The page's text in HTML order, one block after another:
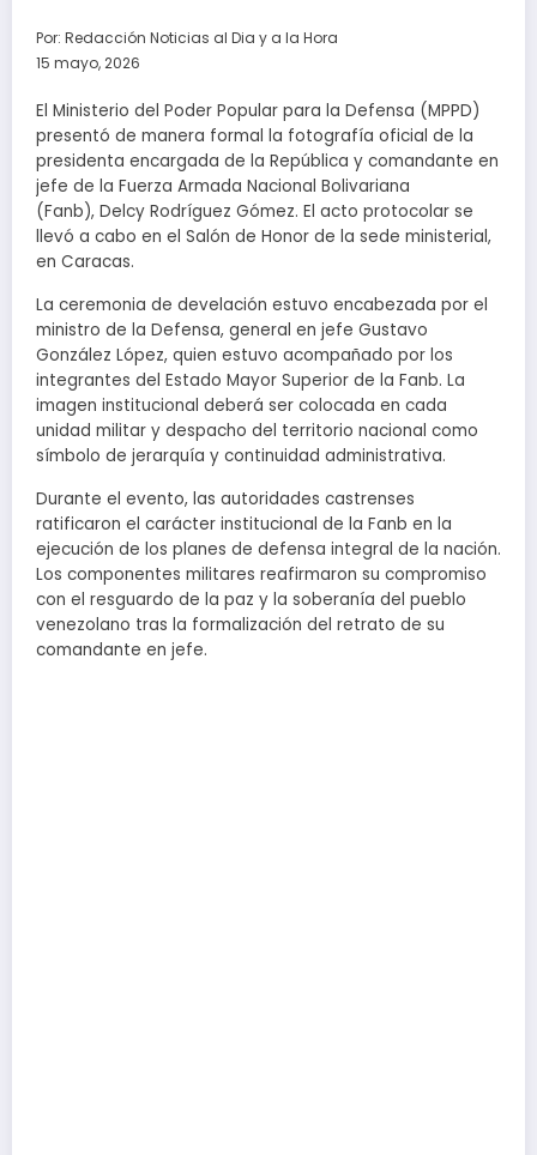
Por: Redacción Noticias al Dia y a la Hora
15 mayo, 2026
El Ministerio del Poder Popular para la Defensa (MPPD)
presentó de manera formal la fotografía oficial de la
presidenta encargada de la República y comandante en
jefe de la Fuerza Armada Nacional Bolivariana
(Fanb), Delcy Rodríguez Gómez. El acto protocolar se
llevó a cabo en el Salón de Honor de la sede ministerial,
en Caracas.
La ceremonia de develación estuvo encabezada por el
ministro de la Defensa, general en jefe Gustavo
González López, quien estuvo acompañado por los
integrantes del Estado Mayor Superior de la Fanb. La
imagen institucional deberá ser colocada en cada
unidad militar y despacho del territorio nacional como
símbolo de jerarquía y continuidad administrativa.
Durante el evento, las autoridades castrenses
ratificaron el carácter institucional de la Fanb en la
ejecución de los planes de defensa integral de la nación.
Los componentes militares reafirmaron su compromiso
con el resguardo de la paz y la soberanía del pueblo
venezolano tras la formalización del retrato de su
comandante en jefe.